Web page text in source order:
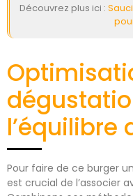
Découvrez plus ici :
l’équilibre
Pour faire de ce burger
est crucial de l’associer